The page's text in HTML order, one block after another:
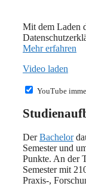
Mit dem Laden
Mehr erfahren
Video laden
YouTube
DerBachelor
Semester und
Punkte. An der
Semester mit
Praxis-,